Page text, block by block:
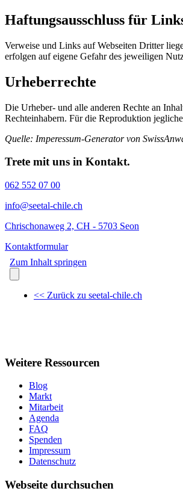
Haftungsausschluss für
Verweise und Links auf Webseiten Dritter
erfolgen auf eigene Gefahr des jeweiligen
Urheberrechte
Die Urheber- und alle anderen Rechte an
Rechteinhabern. Für die Reproduktion
Quelle: Imperessum-Generator von
Trete mit uns in Kontakt.
062 552 07 00
info@seetal-chile.ch
Chrischonaweg 2, CH - 5703 Seon
Kontaktformular
Weitere Ressourcen
Blog
Markt
Mitarbeit
Agenda
FAQ
Spenden
Impressum
Datenschutz
Webseite durchsuchen